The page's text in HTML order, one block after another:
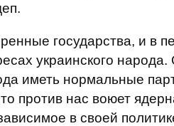
государства, и в
украинского
иметь нормальные
против нас воюет
в своей